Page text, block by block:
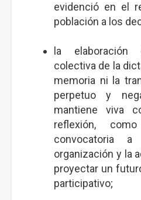
evidenció en el
población a los
la elaboración
colectiva de la
memoria ni la
perpetuo y
mantiene viva
reflexión,
convocatoria
organización y la
proyectar un
participativo;